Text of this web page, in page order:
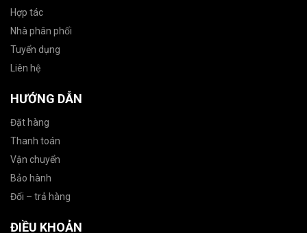
Hợp tác
Nhà phân phối
Tuyển dụng
Liên hệ
HƯỚNG DẪN
Đặt hàng
Thanh toán
Vận chuyển
Bảo hành
Đổi – trả hàng
ĐIỀU KHOẢN